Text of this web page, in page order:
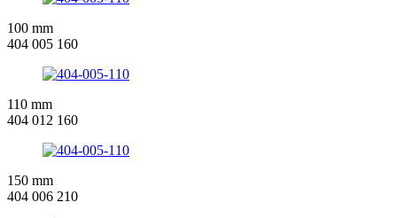
100 mm
404 005 160
110 mm
404 012 160
150 mm
404 006 210